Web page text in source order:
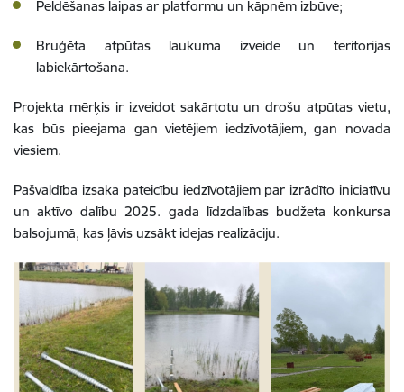
Peldēšanas laipas ar platformu un kāpnēm izbūve;
Bruģēta atpūtas laukuma izveide un teritorijas
labiekārtošana.
Projekta mērķis ir izveidot sakārtotu un drošu atpūtas vietu,
kas būs pieejama gan vietējiem iedzīvotājiem, gan novada
viesiem.
Pašvaldība izsaka pateicību iedzīvotājiem par izrādīto iniciatīvu
un aktīvo dalību 2025. gada līdzdalības budžeta konkursa
balsojumā, kas ļāvis uzsākt idejas realizāciju.